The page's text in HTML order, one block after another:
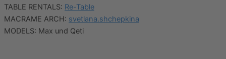
TABLE RENTALS: Re-Table
MACRAME ARCH: svetlana.shchepkina
MODELS: Max und Qeti